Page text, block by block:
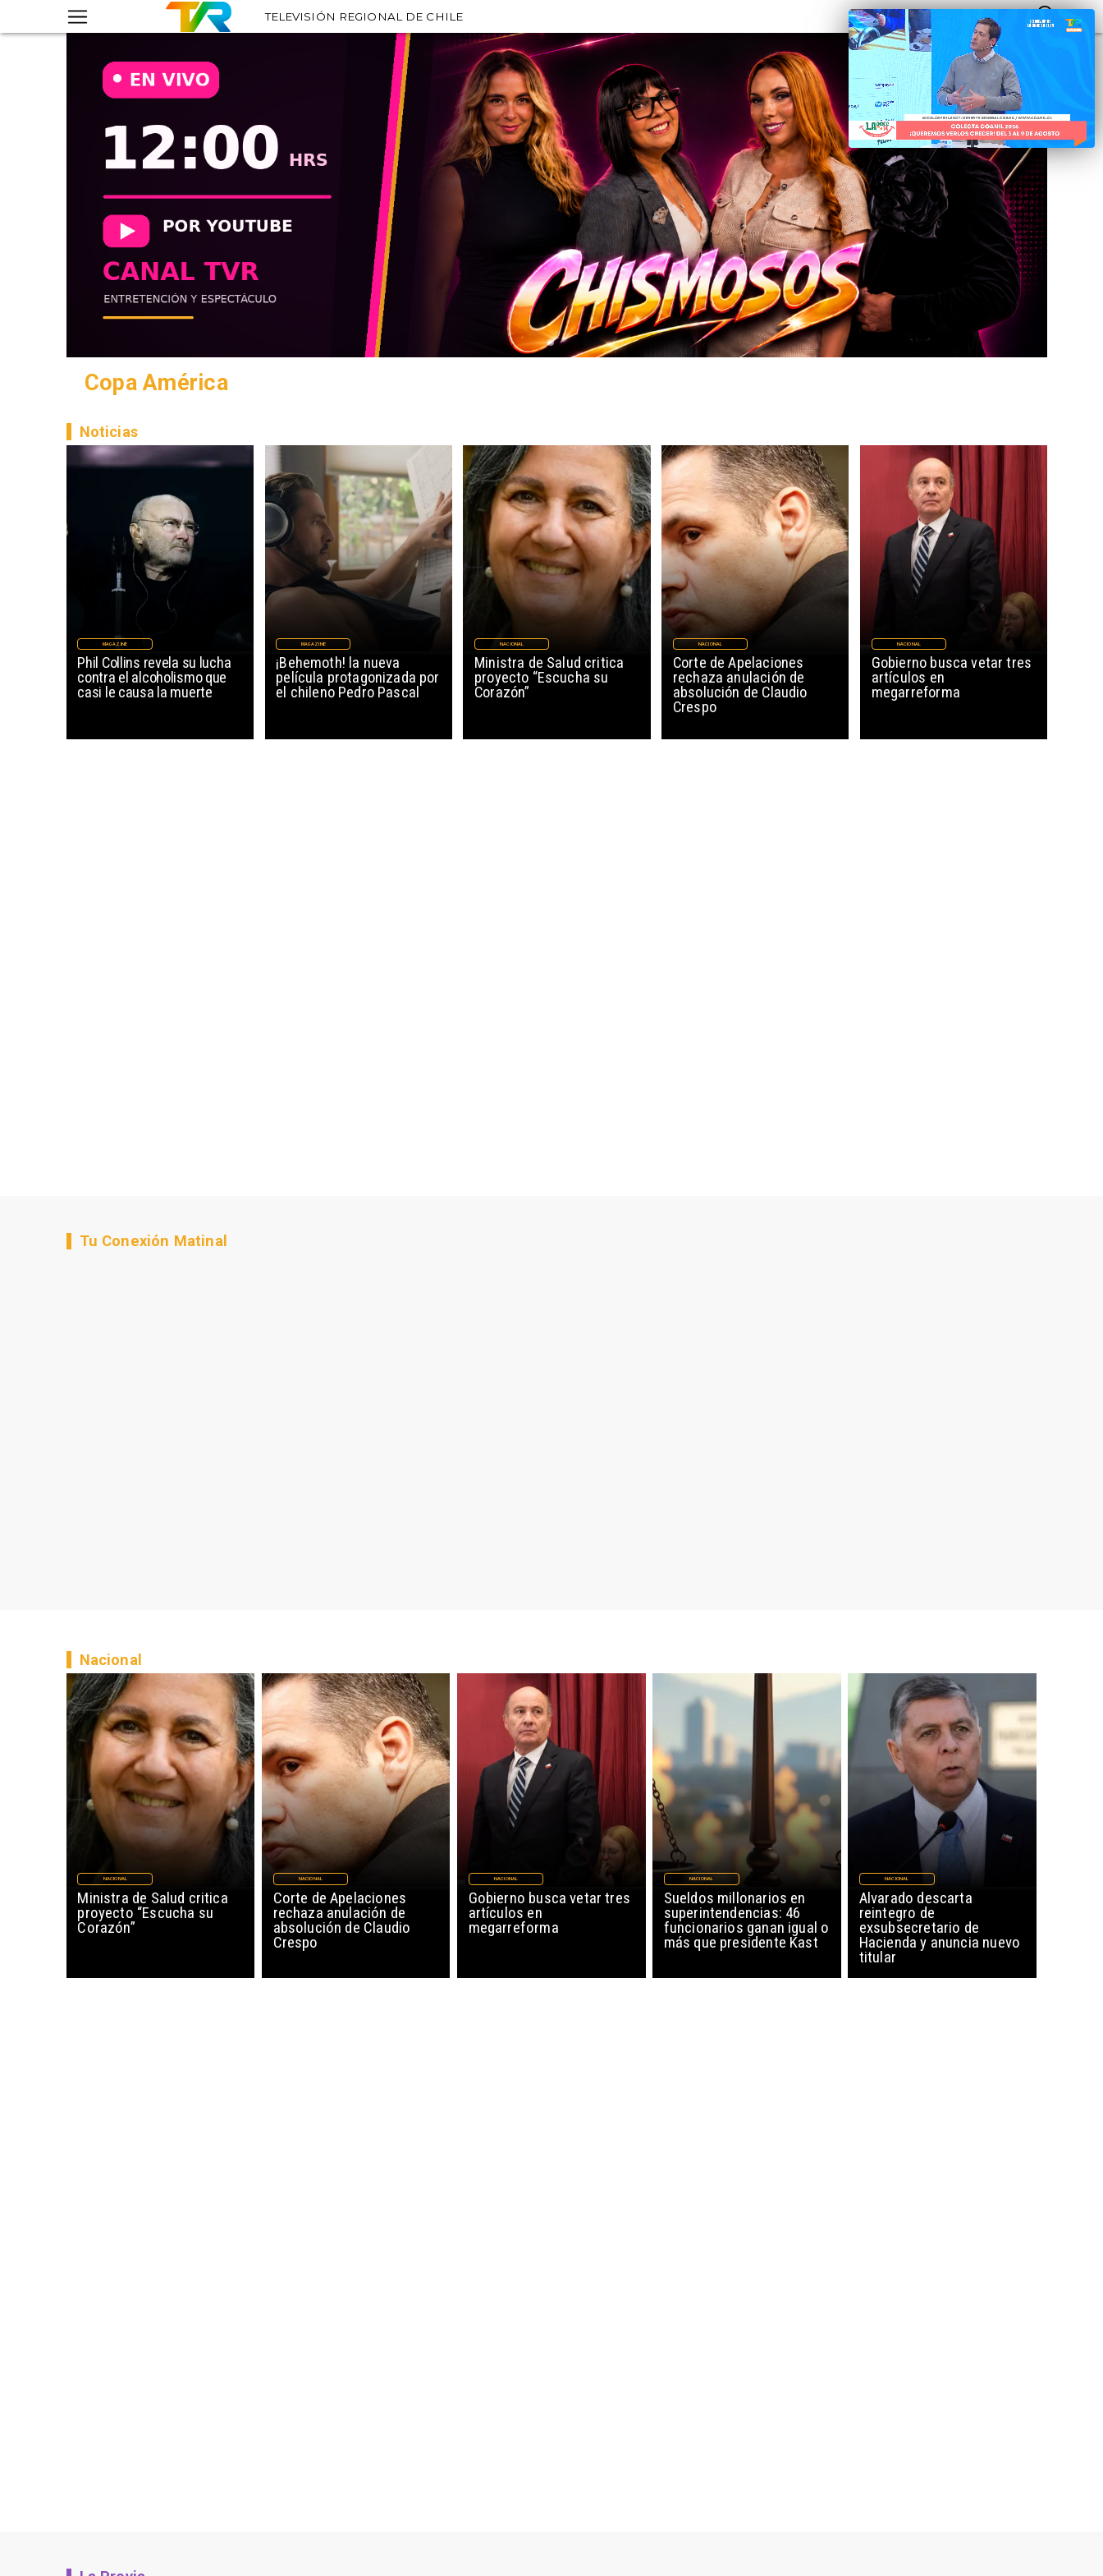
TELEVISIÓN REGIONAL DE CHILE
Copa América
Phil Collins revela su lucha
contra el alcoholismo que
casi le causa la muerte
MAGAZINE
Noticias
¡Behemoth! la nueva
película protagonizada por
el chileno Pedro Pascal
MAGAZINE
Ministra de Salud critica
proyecto “Escucha su
Corazón”
NACIONAL
Corte de Apelaciones
rechaza anulación de
absolución de Claudio
Crespo
NACIONAL
Gobierno busca vetar tres
artículos en
megarreforma
NACIONAL
Tu Conexión Matinal
Ministra de Salud critica
proyecto “Escucha su
Corazón”
NACIONAL
Corte de Apelaciones
rechaza anulación de
absolución de Claudio
Crespo
NACIONAL
Gobierno busca vetar tres
artículos en
megarreforma
NACIONAL
Sueldos millonarios en
superintendencias: 46
funcionarios ganan igual o
más que presidente Kast
NACIONAL
Alvarado descarta
reintegro de
exsubsecretario de
Hacienda y anuncia nuevo
titular
NACIONAL
Nacional